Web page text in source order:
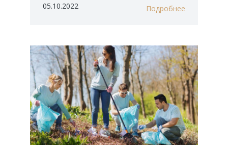
05.10.2022 Подробнее